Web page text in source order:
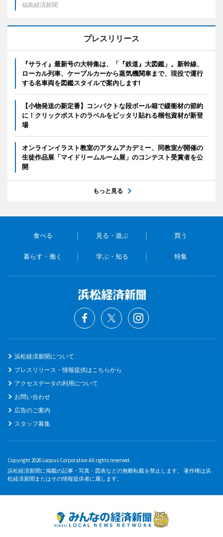
福島経済新聞
プレスリリース
『サライ』最新号の大特集は、「『鉄道』大図鑑」。新幹線、
ローカル列車、ケーブルカーから蒸気機関車まで、現役で運行
する名車両を図鑑スタイルで案内します!
【小物発送の新定番】コンパクトな段ボール箱で緩衝材の節約
に！クリックポストのラベルをピッタリ貼れる梱包資材が新登
場
オンラインイラスト教室のアタムアカデミー、同教室が開催の
生徒作品展「マイドリームルーム展」のコンテスト受賞者を公
開
もっと見る
食べる 見る・遊ぶ 買う
暮らす・働く 学ぶ・知る 特集
浜松経済新聞について
プレスリリース・情報提供はこちらから
アクセスデータの利用について
お問い合わせ
広告のご案内
スタッフ募集
Copyright 2026 Loopus Corporation All rights reserved.
浜松経済新聞に掲載の記事・写真・図表などの無断転載を禁止します。 著作権は浜
松経済新聞またはその情報提供者に属します。